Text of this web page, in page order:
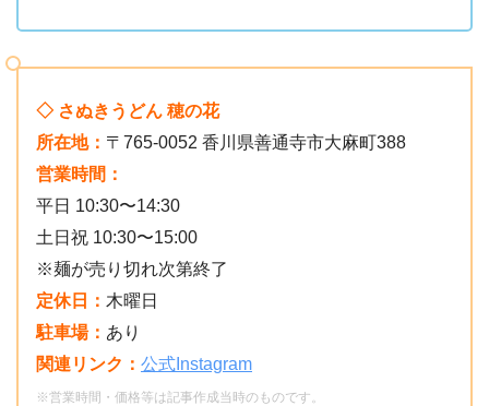
◇ さぬきうどん 穂の花
所在地： 〒765-0052 香川県善通寺市大麻町388
営業時間：
平日 10:30〜14:30
土日祝 10:30〜15:00
※麺が売り切れ次第終了
定休日： 木曜日
駐車場： あり
関連リンク： 公式Instagram
※営業時間・価格等は記事作成当時のものです。